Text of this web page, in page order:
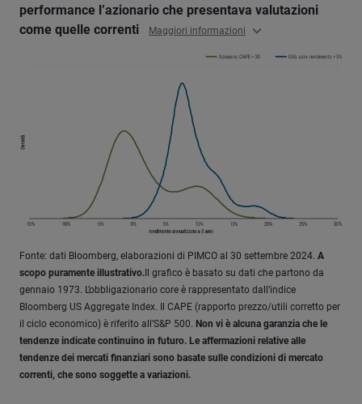
performance l’azionario che presentava valutazioni
come quelle correnti
Maggiori informazioni
Fonte: dati Bloomberg, elaborazioni di PIMCO al 30 settembre 2024. A
scopo puramente illustrativo. Il grafico è basato su dati che partono da
gennaio 1973. L’obbligazionario core è rappresentato dall’indice
Bloomberg US Aggregate Index. Il CAPE (rapporto prezzo/utili corretto per
il ciclo economico) è riferito all’S&P 500. Non vi è alcuna garanzia che le
tendenze indicate continuino in futuro. Le affermazioni relative alle
tendenze dei mercati finanziari sono basate sulle condizioni di mercato
correnti, che sono soggette a variazioni.